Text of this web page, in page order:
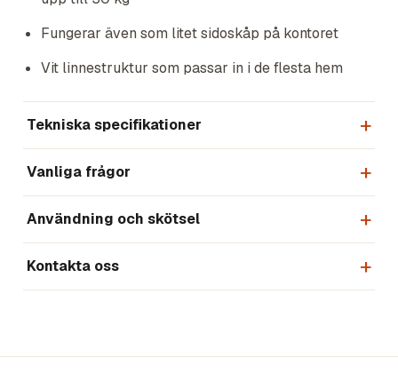
Fungerar även som litet sidoskåp på kontoret
Vit linnestruktur som passar in i de flesta hem
Tekniska specifikationer
Vanliga frågor
Användning och skötsel
Kontakta oss